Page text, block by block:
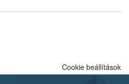
megítélésében jártas szakértőt.
Cookie beállítások